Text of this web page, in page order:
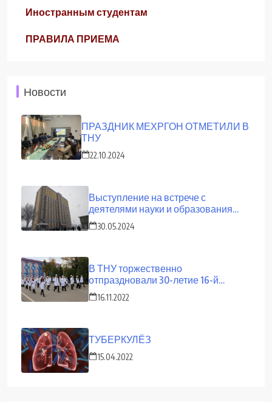
Иностранным студентам
ПРАВИЛА ПРИЕМА
Новости
ПРАЗДНИК МЕХРГОН ОТМЕТИЛИ В
ТНУ
22.10.2024
Выступление на встрече с
деятелями науки и образования
страны
30.05.2024
В ТНУ торжественно
отпраздновали 30-летие 16-й
сессии Верховного Совета
Республики Таджикистан и День
16.11.2022
ТУБЕРКУЛЁЗ
15.04.2022